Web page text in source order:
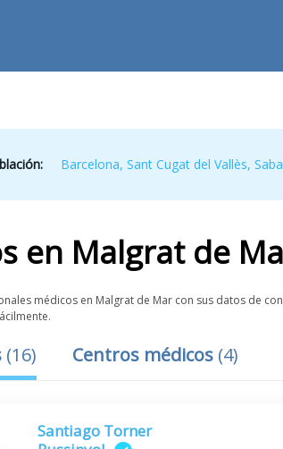
Barcelona,Sant Cugat del Vallès,
en Malgrat de
médicos en Malgrat de Mar con sus datos de
(16) Centros médicos (4)
Santiago Torner